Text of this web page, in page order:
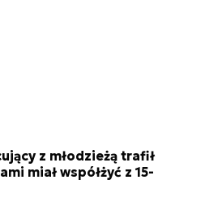
z młodzieżą trafił
miał współżyć z 15-